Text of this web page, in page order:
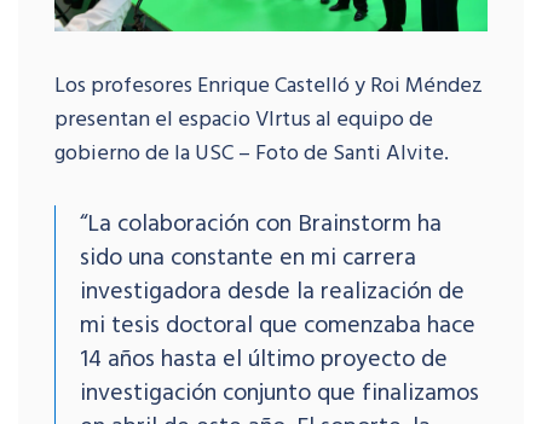
Los profesores Enrique Castelló y Roi Méndez
presentan el espacio VIrtus al equipo de
gobierno de la USC – Foto de Santi Alvite.
“La colaboración con Brainstorm ha
sido una constante en mi carrera
investigadora desde la realización de
mi tesis doctoral que comenzaba hace
14 años hasta el último proyecto de
investigación conjunto que finalizamos